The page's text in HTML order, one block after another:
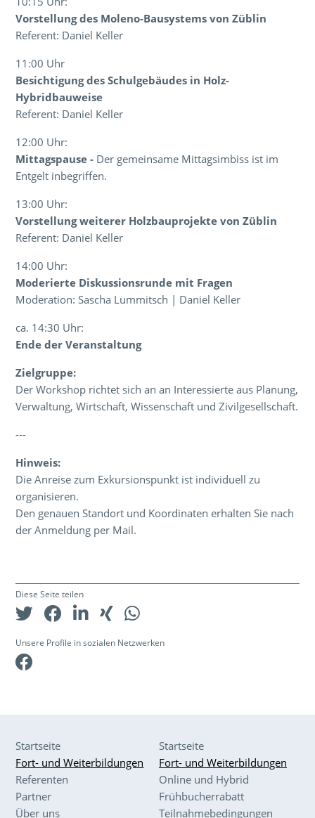
Vorstellung des Moleno-Bausystems von Züblin
Referent: Daniel Keller
11:00 Uhr
Besichtigung des Schulgebäudes in Holz-
Hybridbauweise
Referent: Daniel Keller
12:00 Uhr:
Mittagspause - Der gemeinsame Mittagsimbiss ist im
Entgelt inbegriffen.
13:00 Uhr:
Vorstellung weiterer Holzbauprojekte von Züblin
Referent: Daniel Keller
14:00 Uhr:
Moderierte Diskussionsrunde mit Fragen
Moderation: Sascha Lummitsch | Daniel Keller
ca. 14:30 Uhr:
Ende der Veranstaltung
Zielgruppe:
Der Workshop richtet sich an an Interessierte aus Planung,
Verwaltung, Wirtschaft, Wissenschaft und Zivilgesellschaft.
---
Hinweis:
Die Anreise zum Exkursionspunkt ist individuell zu
organisieren.
Den genauen Standort und Koordinaten erhalten Sie nach
der Anmeldung per Mail.
Diese Seite teilen
Unsere Profile in sozialen Netzwerken
Startseite
Fort- und Weiterbildungen
Referenten
Partner
Über uns
Startseite
Fort- und Weiterbildungen
Online und Hybrid
Frühbucherrabatt
Teilnahmebedingungen